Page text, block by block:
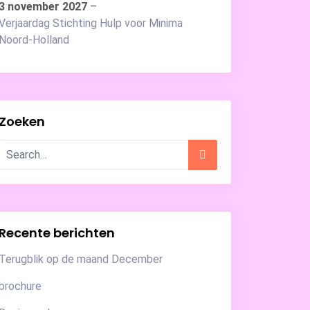
3 november 2027 –
Stichting Hulp voor Minima
Noord-Holland
Zoeken
Recente berichten
Terugblik op de maand December